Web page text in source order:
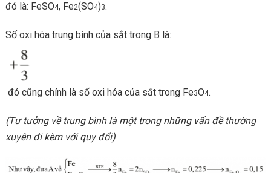
đó là: FeSO4, Fe2(SO4)3.
Số oxi hóa trung bình của sắt trong B là:
đó cũng chính là số oxi hóa của sắt trong Fe3O4.
(Tư tưởng về trung bình là một trong những vấn đề thường
xuyên đi kèm với quy đổi)